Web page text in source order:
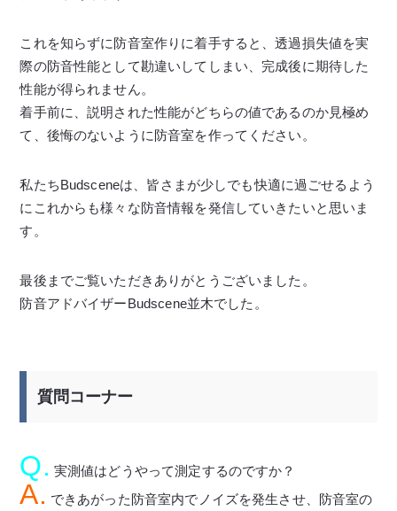
これを知らずに防音室作りに着手すると、透過損失値を実
際の防音性能として勘違いしてしまい、完成後に期待した
性能が得られません。
着手前に、説明された性能がどちらの値であるのか見極め
て、後悔のないように防音室を作ってください。
私たちBudsceneは、皆さまが少しでも快適に過ごせるよう
にこれからも様々な防音情報を発信していきたいと思いま
す。
最後までご覧いただきありがとうございました。
防音アドバイザーBudscene並木でした。
質問コーナー
Q. 実測値はどうやって測定するのですか？
A. できあがった防音室内でノイズを発生させ、防音室の